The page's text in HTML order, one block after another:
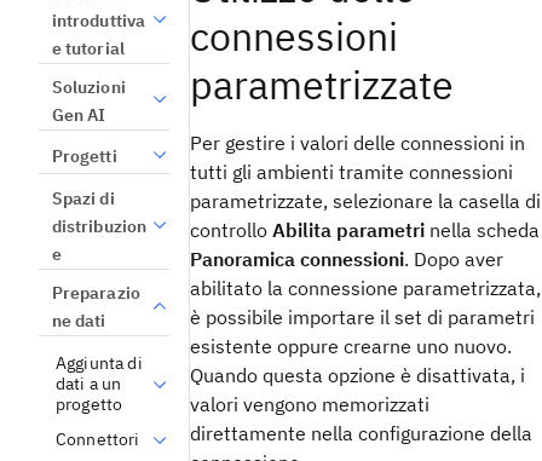
introduttiva
e tutorial
Soluzioni
Gen AI
Progetti
Spazi di
distribuzion
e
Preparazio
ne dati
Aggiunta di
dati a un
progetto
Connettori
connessioni
parametrizzate
Per gestire i valori delle connessioni in
tutti gli ambienti tramite connessioni
parametrizzate, selezionare la casella di
controllo Abilita parametrinella scheda
Panoramica connessioni. Dopo aver
abilitato la connessione parametrizzata,
è possibile importare il set di parametri
esistente oppure crearne uno nuovo.
Quando questa opzione è disattivata, i
valori vengono memorizzati
direttamente nella configurazione della